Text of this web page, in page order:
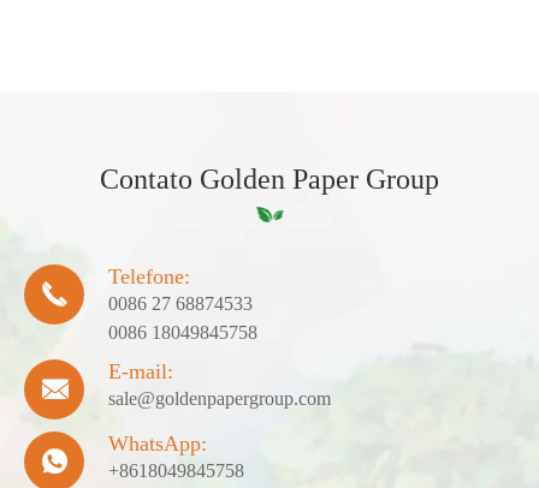
Contato Golden Paper Group

Telefone:
0086 27 68874533
0086 18049845758

E-mail:
sale@goldenpapergroup.com

WhatsApp:
+8618049845758